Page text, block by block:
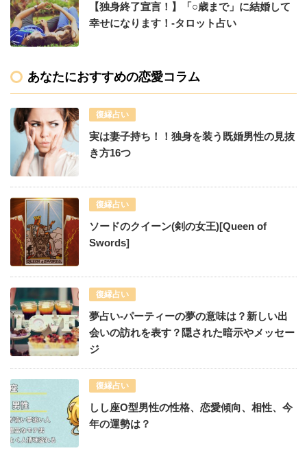
【独身終了宣言！】「○歳まで」に結婚して
幸せになります！-タロット占い
あなたにおすすめの恋愛コラム
復縁占い
実は妻子持ち！！独身を装う既婚男性の見抜
き方16つ
復縁占い
ソードのクイーン(剣の女王)[Queen of
Swords]
復縁占い
夢占い-パーティーの夢の意味は？新しい出
会いの訪れを表す？隠された暗示やメッセー
ジ
復縁占い
しし座O型男性の性格、恋愛傾向、相性、今
年の運勢は？